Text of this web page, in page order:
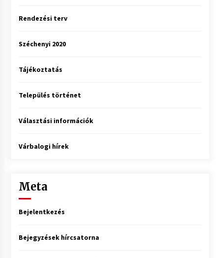
Rendezési terv
Széchenyi 2020
Tájékoztatás
Település történet
Választási információk
Várbalogi hírek
Meta
Bejelentkezés
Bejegyzések hírcsatorna